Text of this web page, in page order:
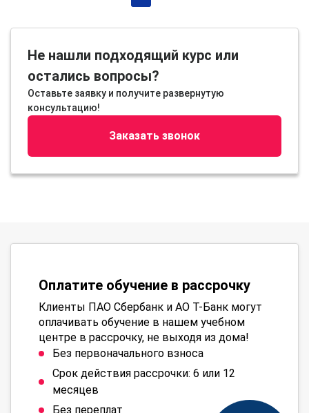
Не нашли подходящий курс или
остались вопросы?
Оставьте заявку и получите развернутую
консультацию!
Заказать звонок
Оплатите обучение в рассрочку
Клиенты ПАО Сбербанк и АО Т-Банк могут
оплачивать обучение в нашем учебном
центре в рассрочку, не выходя из дома!
Без первоначального взноса
Срок действия рассрочки: 6 или 12
месяцев
Без переплат